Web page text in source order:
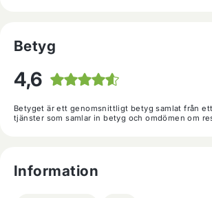
Betyg
4,6
Betyget är ett genomsnittligt betyg samlat från
tjänster som samlar in betyg och omdömen om
Information